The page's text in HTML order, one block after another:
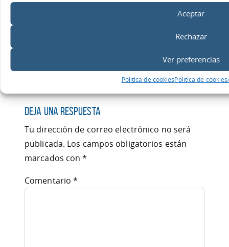
Aceptar
Rechazar
Ver preferencias
Política de cookiesPolítica de cookies
continuidad de la actualización del
algoritmo de rankings de Google.”
Pingback:¿Nueva Actualización de
Deja una respuesta
Tu dirección de correo electrónico no será
publicada. Los campos obligatorios están
marcados con*
Comentario*